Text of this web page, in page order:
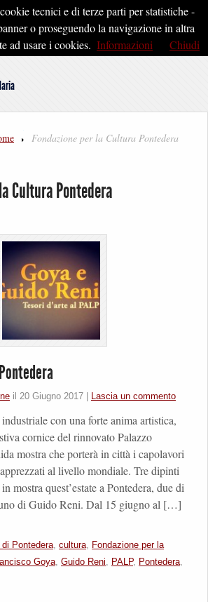
un'idea di Futuro
Fondazione per la Cultura Pontedera
Cultura Pontedera
il 20 Giugno 2017 Lascia un commento
con una forte anima artistica,
cornice del rinnovato Palazzo
mostra che porterà in città i capolavori
al livello mondiale. Tre dipinti
mostra quest’estate a Pontedera, due di
di Guido Reni. Dal 15 giugno al […]
Pontedera, cultura, Fondazione per la
Goya, Guido Reni, PALP, Pontedera,
tecnici e di terze parti per statistiche -
o proseguendo la navigazione in altra
ad usare i cookies. Informazioni Chiudi